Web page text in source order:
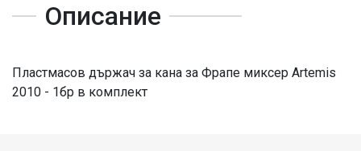
Описание
Пластмасов държач за кана за Фрапе миксер Artemis
2010 - 1бр в комплект